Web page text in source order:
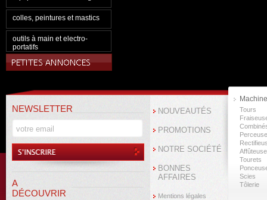
colles, peintures et mastics
outils à main et electro-
portatifs
NEWSLETTER
A
DÉCOUVRIR
NOUVEAUTÉS
PROMOTIONS
NOTRE SOCIÉTÉ
BONNES
AFFAIRES
Mentions légales
Tours
Tourets
Scies
Tôlerie